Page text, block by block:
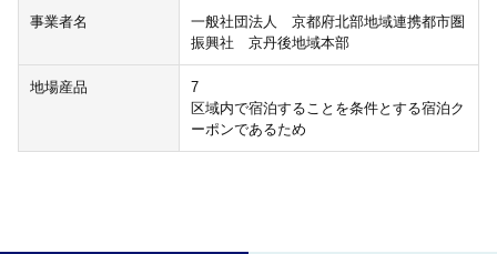
事業者名
一般社団法人 京都府北部地域連携都市圏
振興社 京丹後地域本部
地場産品
7
区域内で宿泊することを条件とする宿泊ク
ーポンであるため